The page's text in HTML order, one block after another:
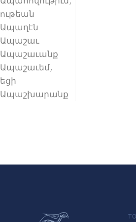
ութեան
Ապաղէն
Ապաշաւ
Ապաշաւանք
Ապաշաւեմ,
եցի
Ապաշխարանք